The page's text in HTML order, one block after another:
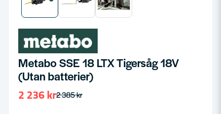
Metabo SSE 18 LTX Tigersåg 18V
(Utan batterier)
2 385 kr
2 236 kr